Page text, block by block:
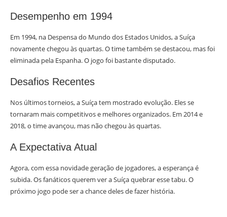
Desempenho em 1994
Em 1994, na Despensa do Mundo dos Estados Unidos, a Suíça
novamente chegou às quartas. O time também se destacou, mas foi
eliminada pela Espanha. O jogo foi bastante disputado.
Desafios Recentes
Nos últimos torneios, a Suíça tem mostrado evolução. Eles se
tornaram mais competitivos e melhores organizados. Em 2014 e
2018, o time avançou, mas não chegou às quartas.
A Expectativa Atual
Agora, com essa novidade geração de jogadores, a esperança é
subida. Os fanáticos querem ver a Suíça quebrar esse tabu. O
próximo jogo pode ser a chance deles de fazer história.